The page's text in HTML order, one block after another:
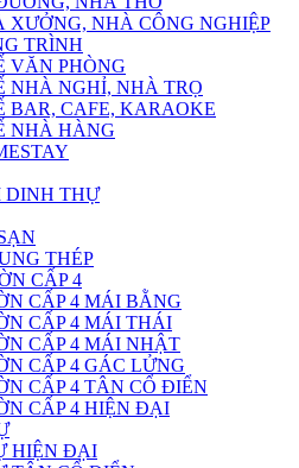
XƯỞNG, NHÀ CÔNG NGHIỆP
TRÌNH
VĂN PHÒNG
NHÀ NGHỈ, NHÀ TRỌ
BAR, CAFE, KARAOKE
NHÀ HÀNG
THỰ
THÉP
CẤP 4
CẤP 4 MÁI BẰNG
CẤP 4 MÁI THÁI
CẤP 4 MÁI NHẬT
CẤP 4 GÁC LỬNG
CẤP 4 TÂN CỔ ĐIỂN
CẤP 4 HIỆN ĐẠI
HIỆN ĐẠI